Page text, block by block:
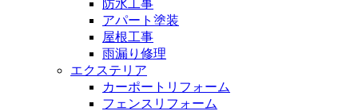
防水工事
アパート塗装
屋根工事
雨漏り修理
エクステリア
カーポートリフォーム
フェンスリフォーム